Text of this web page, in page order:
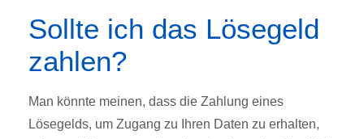
Sollte ich das Lösegeld
zahlen?
Man könnte meinen, dass die Zahlung eines
Lösegelds, um Zugang zu Ihren Daten zu erhalten,